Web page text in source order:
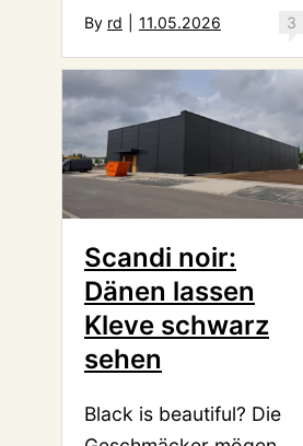
3
By rd 11.05.2026
Scandi noir:
Dänen lassen
Kleve schwarz
sehen
Black is beautiful? Die